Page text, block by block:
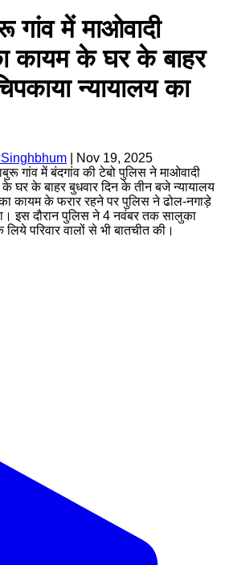
गांव में माओवादी
कायम के घर के बाहर
न्यायालय का
Nov 19, 2025
गांव में बंदगांव की टेबो पुलिस ने माओवादी
घर के बाहर बुधवार दिन के तीन बजे न्यायालय
कायम के फरार रहने पर पुलिस ने ढोल-नगाड़े
इस दौरान पुलिस ने 4 नवंबर तक सालुका
परिवार वालों से भी बातचीत की।